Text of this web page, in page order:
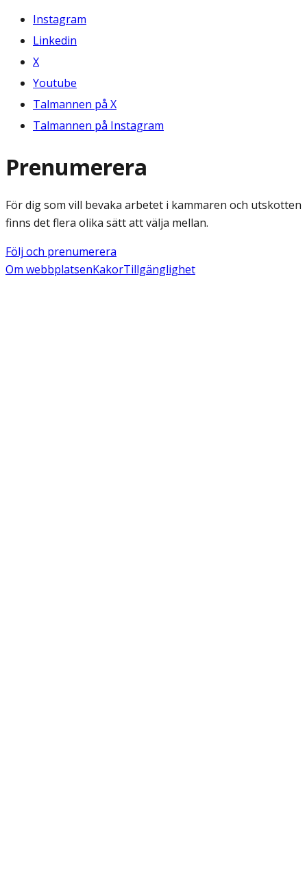
Instagram
Linkedin
X
Youtube
Talmannen på X
Talmannen på Instagram
Prenumerera
För dig som vill bevaka arbetet i kammaren och utskotten
finns det flera olika sätt att välja mellan.
Följ och prenumerera
Om webbplatsenKakorTillgänglighet